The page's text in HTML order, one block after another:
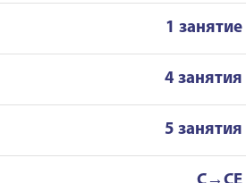
1 занятие
4 занятия
5 занятия